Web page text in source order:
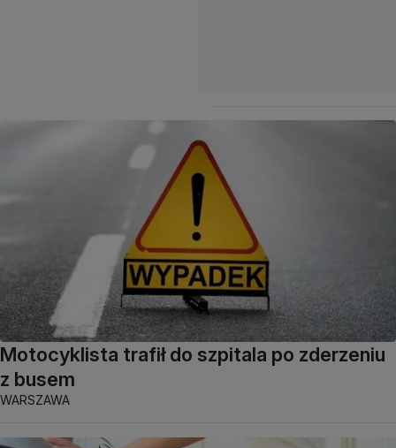
Motocyklista trafił do szpitala po zderzeniu
z busem
WARSZAWA